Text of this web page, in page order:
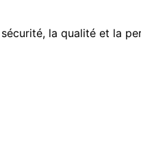
la qualité et la